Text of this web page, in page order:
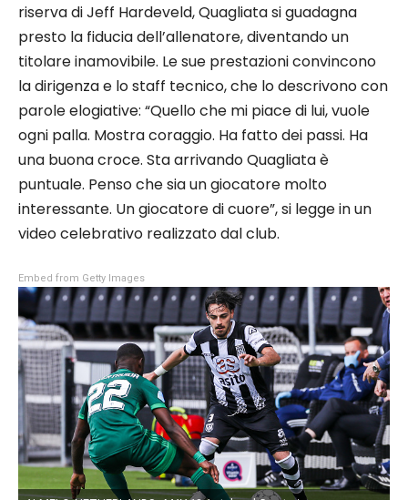
riserva di Jeff Hardeveld, Quagliata si guadagna
presto la fiducia dell’allenatore, diventando un
titolare inamovibile. Le sue prestazioni convincono
la dirigenza e lo staff tecnico, che lo descrivono con
parole elogiative: “Quello che mi piace di lui, vuole
ogni palla. Mostra coraggio. Ha fatto dei passi. Ha
una buona croce. Sta arrivando Quagliata è
puntuale. Penso che sia un giocatore molto
interessante. Un giocatore di cuore”, si legge in un
video celebrativo realizzato dal club.
Embed from Getty Images